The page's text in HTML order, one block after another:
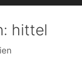
hittel